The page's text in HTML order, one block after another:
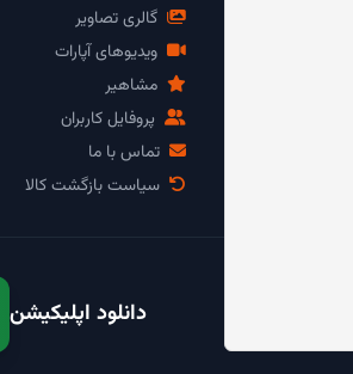
گالری تصاویر
ویدیوهای آپارات
مشاهیر
پروفایل کاربران
تماس با ما
سیاست بازگشت کالا
دانلود اپلیکیشن